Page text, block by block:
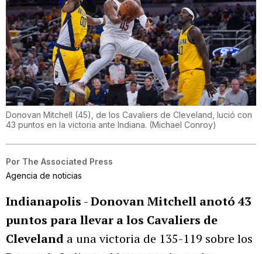
Donovan Mitchell (45), de los Cavaliers de Cleveland, lució con
43 puntos en la victoria ante Indiana. (Michael Conroy)
Por The Associated Press
Agencia de noticias
Indianapolis -Donovan Mitchell anotó 43
puntos para llevar a los Cavaliers de
Cleveland a una victoria de 135-119 sobre los